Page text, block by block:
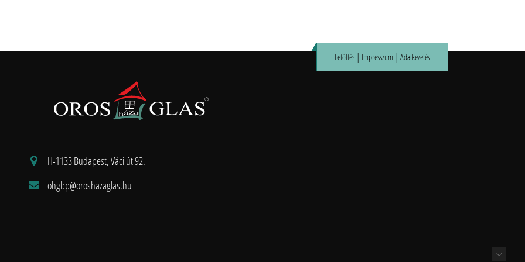
Letöltés | Impresszum | Adatkezelés
H-1133 Budapest, Váci út 92.
ohgbp@oroshazaglas.hu